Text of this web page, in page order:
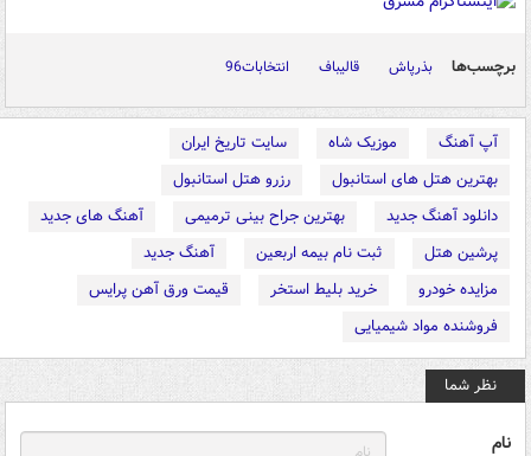
برچسب‌ها بذرپاش قالیباف انتخابات96
آپ آهنگ موزیک شاه
سایت تاریخ ایران
بهترین هتل های استانبول
رزرو هتل استانبول
دانلود آهنگ جدید
بهترین جراح بینی ترمیمی
آهنگ های جدید
پرشین هتل
ثبت نام بیمه اربعین
آهنگ جدید
مزایده خودرو
خرید بلیط استخر
قیمت ورق آهن پرایس
فروشنده مواد شیمیایی
نظر شما
نام